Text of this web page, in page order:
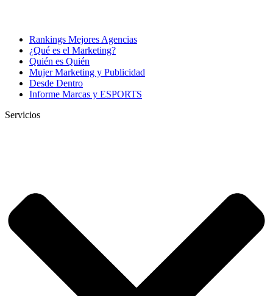
Rankings Mejores Agencias
¿Qué es el Marketing?
Quién es Quién
Mujer Marketing y Publicidad
Desde Dentro
Informe Marcas y ESPORTS
Servicios